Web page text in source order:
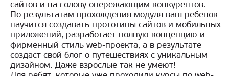
сайтов и на голову опережающим конкурентов.
По результатам прохождения модуля ваш ребенок
научится создавать прототипы сайтов и мобильных
приложений, разработает полную концепцию и
фирменный стиль web-проекта, а в результате
создаст свой блог о путешествиях с уникальным
дизайном. Даже взрослые так не умеют!